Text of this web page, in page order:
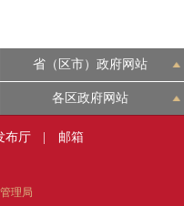
省（区市）政府网站
各区政府网站
布厅 邮箱
理局